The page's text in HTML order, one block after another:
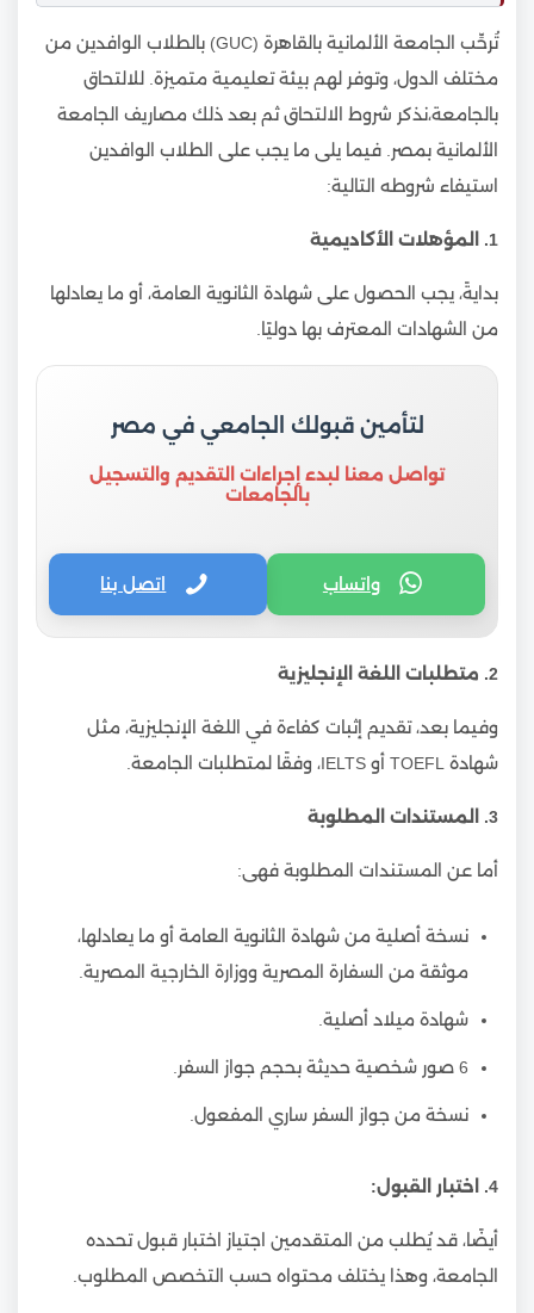
تُرحِّب الجامعة الألمانية بالقاهرة (GUC) بالطلاب الوافدين من
مختلف الدول، وتوفر لهم بيئة تعليمية متميزة. للالتحاق
بالجامعة،نذكر شروط الالتحاق ثم بعد ذلك مصاريف الجامعة
الألمانية بمصر. فيما يلى ما يجب على الطلاب الوافدين
استيفاء شروطه التالية:
1. المؤهلات الأكاديمية
بدايةً، يجب الحصول على شهادة الثانوية العامة، أو ما يعادلها
من الشهادات المعترف بها دوليًا.
لتأمين قبولك الجامعي في مصر
تواصل معنا لبدء إجراءات التقديم والتسجيل
بالجامعات
واتساب اتصل بنا
2. متطلبات اللغة الإنجليزية
وفيما بعد، تقديم إثبات كفاءة في اللغة الإنجليزية، مثل
شهادة TOEFL أو IELTS، وفقًا لمتطلبات الجامعة.
3. المستندات المطلوبة
أما عن المستندات المطلوبة فهى:
نسخة أصلية من شهادة الثانوية العامة أو ما يعادلها،
موثقة من السفارة المصرية ووزارة الخارجية المصرية.
شهادة ميلاد أصلية.
6 صور شخصية حديثة بحجم جواز السفر.
نسخة من جواز السفر ساري المفعول.
4. اختبار القبول:
أيضًا، قد يُطلب من المتقدمين اجتياز اختبار قبول تحدده
الجامعة، وهذا يختلف محتواه حسب التخصص المطلوب.